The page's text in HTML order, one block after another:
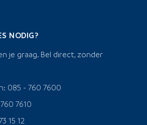
NODIG?
je graag. Bel direct, zonder
085 - 760 7600
7610
15 12